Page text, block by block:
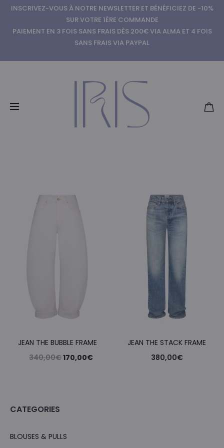
INSCRIVEZ-VOUS À NOTRE NEWSLETTER ET BÉNÉFICIEZ DE -10%
SUR VOTRE 1ÈRE COMMANDE
PAIEMENT EN 3 FOIS SANS FRAIS DÈS 200€ VIA ALMA ET 4 FOIS
SANS FRAIS VIA PAYPAL
JEAN THE BUBBLE FRAME
340,00€Le
170,00€
JEAN THE STACK FRAME
380,00€
CATEGORIES
BLOUSES & PULLS